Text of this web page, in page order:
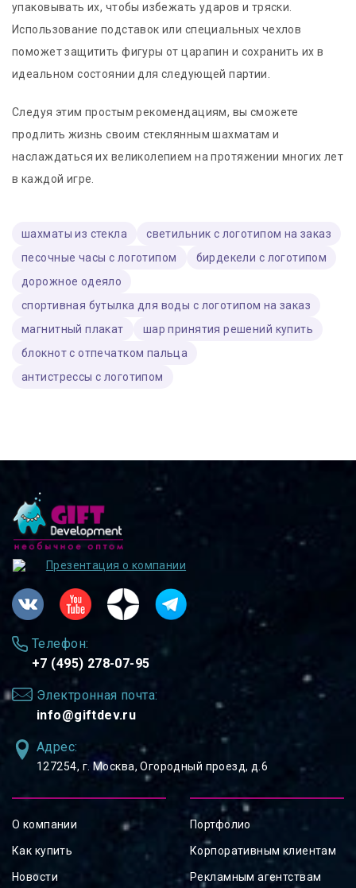
упаковывать их, чтобы избежать ударов и тряски.
Использование подставок или специальных чехлов
поможет защитить фигуры от царапин и сохранить их в
идеальном состоянии для следующей партии.
Следуя этим простым рекомендациям, вы сможете
продлить жизнь своим стеклянным шахматам и
наслаждаться их великолепием на протяжении многих лет
в каждой игре.
шахматы из стекла
светильник с логотипом на заказ
песочные часы с логотипом
бирдекели с логотипом
дорожное одеяло
спортивная бутылка для воды с логотипом на заказ
магнитный плакат
шар принятия решений купить
блокнот с отпечатком пальца
антистрессы с логотипом
Презентация о компании
Телефон:
+7 (495) 278-07-95
Электронная почта:
info@giftdev.ru
Адрес:
127254, ⁠г. Москва, Огородный проезд, д.6
О компании
Как купить
Новости
Портфолио
Корпоративным клиентам
Рекламным агентствам